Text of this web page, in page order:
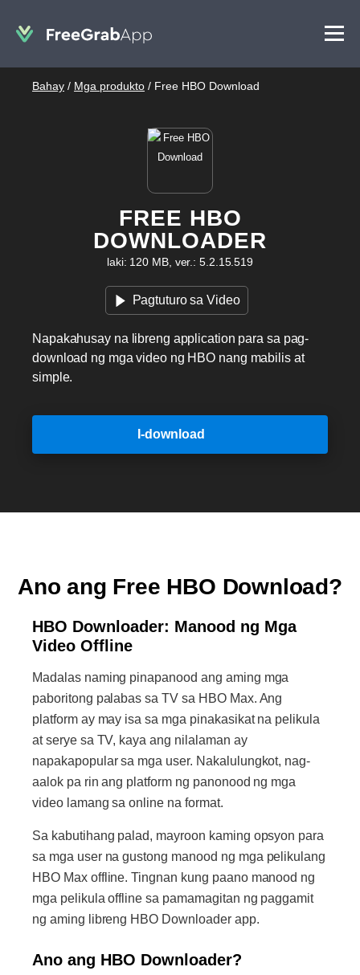
Bahay / Mga produkto / Free HBO Download
FREE HBO
DOWNLOADER
laki: 120 MB, ver.: 5.2.15.519
Pagtuturo sa Video
Napakahusay na libreng application para sa pag-
download ng mga video ng HBO nang mabilis at
simple.
I-download
Ano ang Free HBO Download?
HBO Downloader: Manood ng Mga
Video Offline
Madalas naming pinapanood ang aming mga
paboritong palabas sa TV sa HBO Max. Ang
platform ay may isa sa mga pinakasikat na pelikula
at serye sa TV, kaya ang nilalaman ay
napakapopular sa mga user. Nakalulungkot, nag-
aalok pa rin ang platform ng panonood ng mga
video lamang sa online na format.
Sa kabutihang palad, mayroon kaming opsyon para
sa mga user na gustong manood ng mga pelikulang
HBO Max offline. Tingnan kung paano manood ng
mga pelikula offline sa pamamagitan ng paggamit
ng aming libreng HBO Downloader app.
Ano ang HBO Downloader?